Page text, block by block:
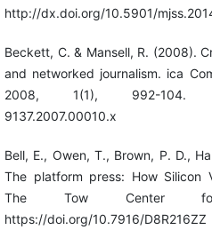
http://dx.doi.org/10.5901/
Beckett, C. & Mansell, R. (2008).
and networked journalism. ica
2008, 1(1), 992-104.
9137.2007.00010.x
Bell, E., Owen, T., Brown, P. D.,
The platform press: How Silicon
The Tow Center for
https://doi.org/10.7916/D8R216ZZ